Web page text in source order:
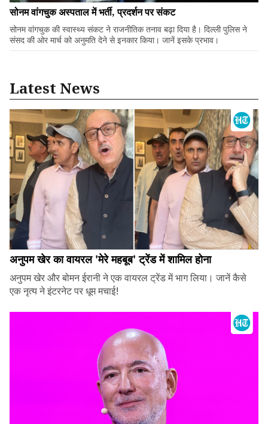
सोनम वांगचुक अस्पताल में भर्ती, प्रदर्शन पर संकट
सोनम वांगचुक की स्वास्थ्य संकट ने राजनीतिक तनाव बढ़ा दिया है। दिल्ली पुलिस ने
संसद की ओर मार्च को अनुमति देने से इनकार किया। जानें इसके प्रभाव।
Latest News
अनुपम खेर का वायरल 'मेरे महबूब' ट्रेंड में शामिल होना
अनुपम खेर और बोमन ईरानी ने एक वायरल ट्रेंड में भाग लिया। जानें कैसे
एक नृत्य ने इंटरनेट पर धूम मचाई!